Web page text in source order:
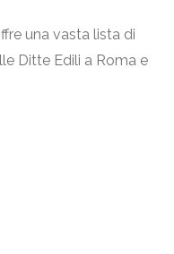
una vasta lista di
Ditte Edili a Roma e